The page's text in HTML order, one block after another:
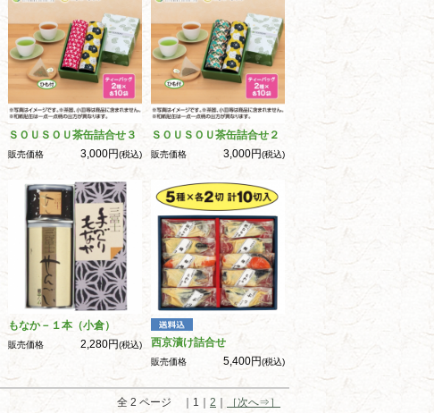
ＳＯＵＳＯＵ茶缶詰合せ３
販売価格 3,000円(税込)
ＳＯＵＳＯＵ茶缶詰合せ２
販売価格 3,000円(税込)
もなか－１本（小倉）
販売価格 2,280円(税込) 西京漬け詰合せ
販売価格 5,400円(税込)
全 2 ページ ｜1｜ 2 ［次へ⇒］